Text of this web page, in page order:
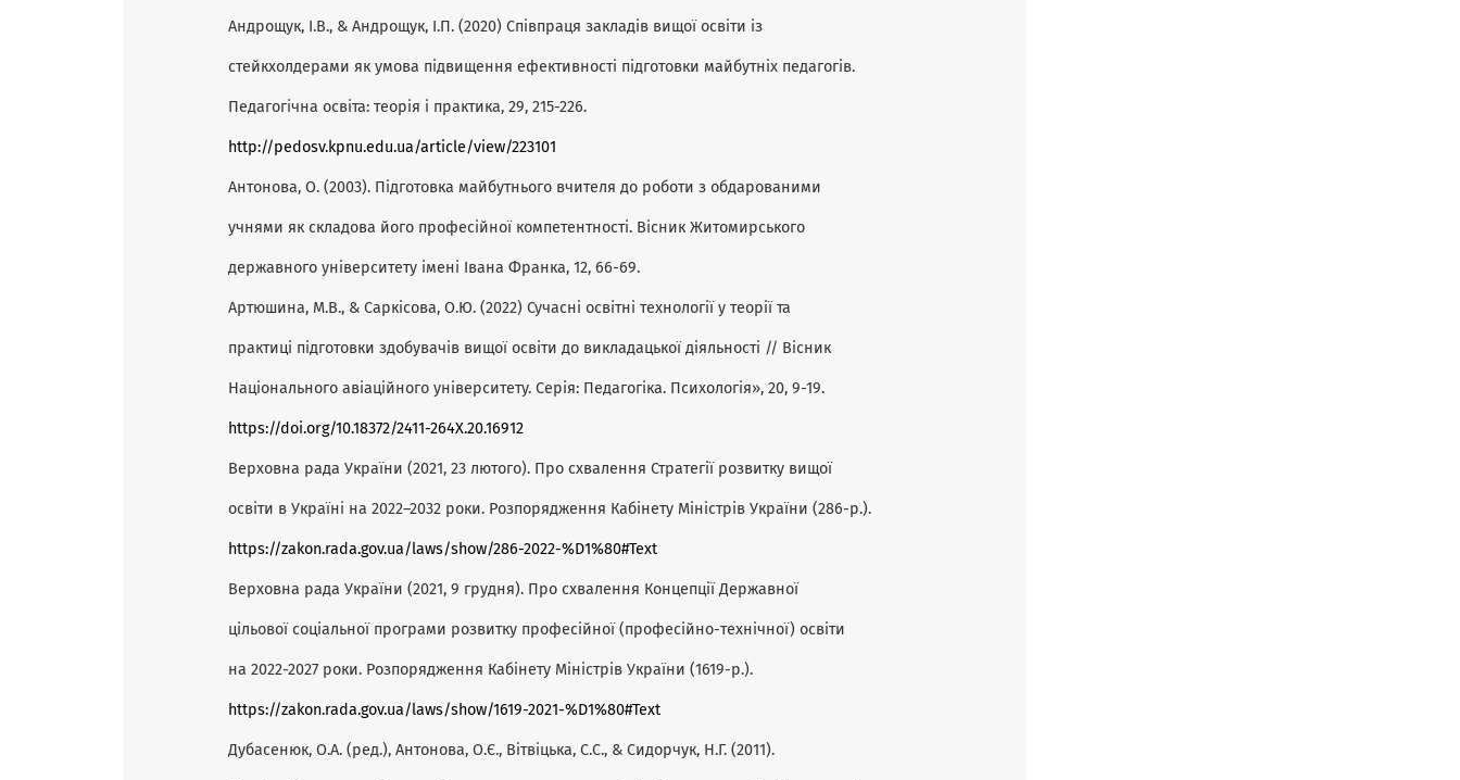
Андрощук, І.В., & Андрощук, І.П. (2020) Співпраця закладів вищої освіти із
стейкхолдерами як умова підвищення ефективності підготовки майбутніх педагогів.
Педагогічна освіта: теорія і практика, 29, 215-226.
http://pedosv.kpnu.edu.ua/article/view/223101
Антонова, О. (2003). Підготовка майбутнього вчителя до роботи з обдарованими
учнями як складова його професійної компетентності. Вісник Житомирського
державного університету імені Івана Франка, 12, 66-69.
Артюшина, М.В., & Саркісова, О.Ю. (2022) Сучасні освітні технології у теорії та
практиці підготовки здобувачів вищої освіти до викладацької діяльності // Вісник
Національного авіаційного університету. Серія: Педагогіка. Психологія», 20, 9-19.
https://doi.org/10.18372/2411-264X.20.16912
Верховна рада України (2021, 23 лютого). Про схвалення Стратегії розвитку вищої
освіти в Україні на 2022–2032 роки. Розпорядження Кабінету Міністрів України (286-р.).
https://zakon.rada.gov.ua/laws/show/286-2022-%D1%80#Text
Верховна рада України (2021, 9 грудня). Про схвалення Концепції Державної
цільової соціальної програми розвитку професійної (професійно-технічної) освіти
на 2022-2027 роки. Розпорядження Кабінету Міністрів України (1619-р.).
https://zakon.rada.gov.ua/laws/show/1619-2021-%D1%80#Text
Дубасенюк, О.А. (ред.), Антонова, О.Є., Вітвіцька, С.С., & Сидорчук, Н.Г. (2011).